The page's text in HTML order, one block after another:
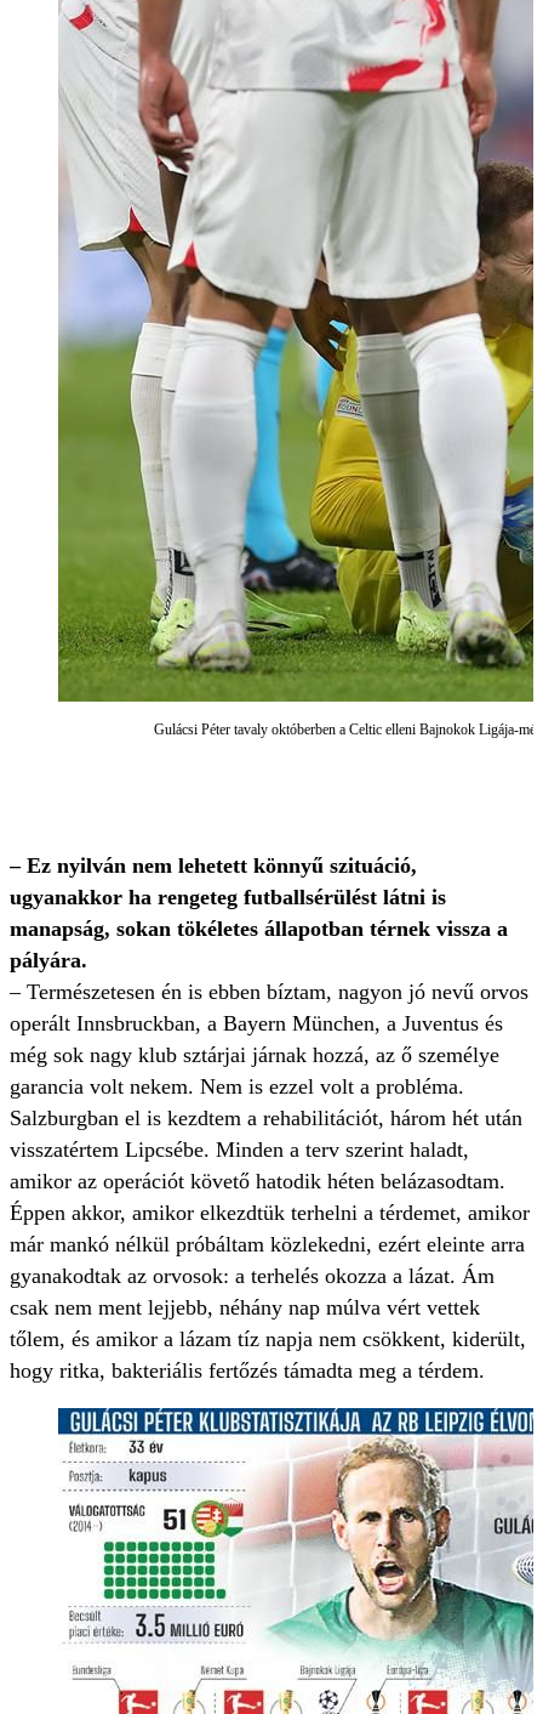
Gulácsi Péter tavaly októberben a Celtic elleni Bajnokok Ligája-
– Ez nyilván nem lehetett könnyű szituáció,
ugyanakkor ha rengeteg futballsérülést látni is
manapság, sokan tökéletes állapotban térnek vissza a
pályára.
– Természetesen én is ebben bíztam, nagyon jó nevű orvos
operált Innsbruckban, a Bayern München, a Juventus és
még sok nagy klub sztárjai járnak hozzá, az ő személye
garancia volt nekem. Nem is ezzel volt a probléma.
Salzburgban el is kezdtem a rehabilitációt, három hét után
visszatértem Lipcsébe. Minden a terv szerint haladt,
amikor az operációt követő hatodik héten belázasodtam.
Éppen akkor, amikor elkezdtük terhelni a térdemet, amikor
már mankó nélkül próbáltam közlekedni, ezért eleinte arra
gyanakodtak az orvosok: a terhelés okozza a lázat. Ám
csak nem ment lejjebb, néhány nap múlva vért vettek
tőlem, és amikor a lázam tíz napja nem csökkent, kiderült,
hogy ritka, bakteriális fertőzés támadta meg a térdem.